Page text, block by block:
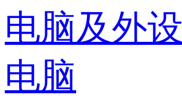
电脑及外设
电脑